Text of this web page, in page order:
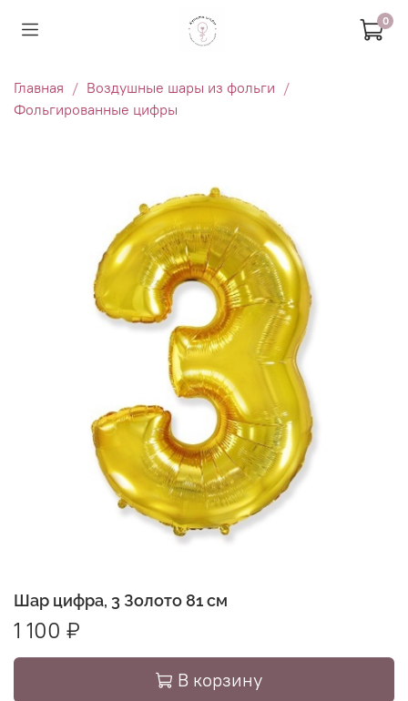
0
Главная
Воздушные шары из фольги
Фольгированные цифры
Шар цифра, 3 Золото 81 см
1 100 ₽
В корзину